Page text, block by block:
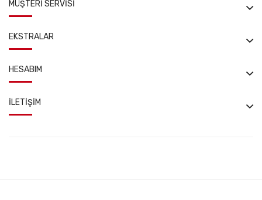
MÜŞTERI SERVISI
EKSTRALAR
HESABIM
İLETIŞIM